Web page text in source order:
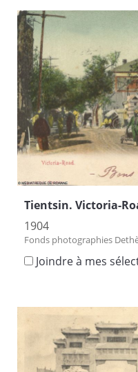
Tientsin. Victoria-
1904
Fonds photographies
Joindre à mes